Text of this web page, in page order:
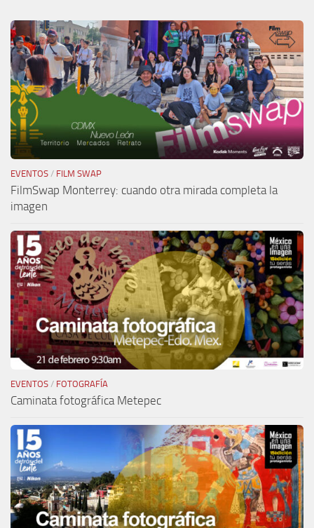
EVENTOS / FILM SWAP
FilmSwap Monterrey: cuando otra mirada completa la
imagen
EVENTOS / FOTOGRAFÍA
Caminata fotográfica Metepec